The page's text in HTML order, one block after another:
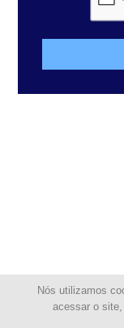
Nós utilizamos
acessar o